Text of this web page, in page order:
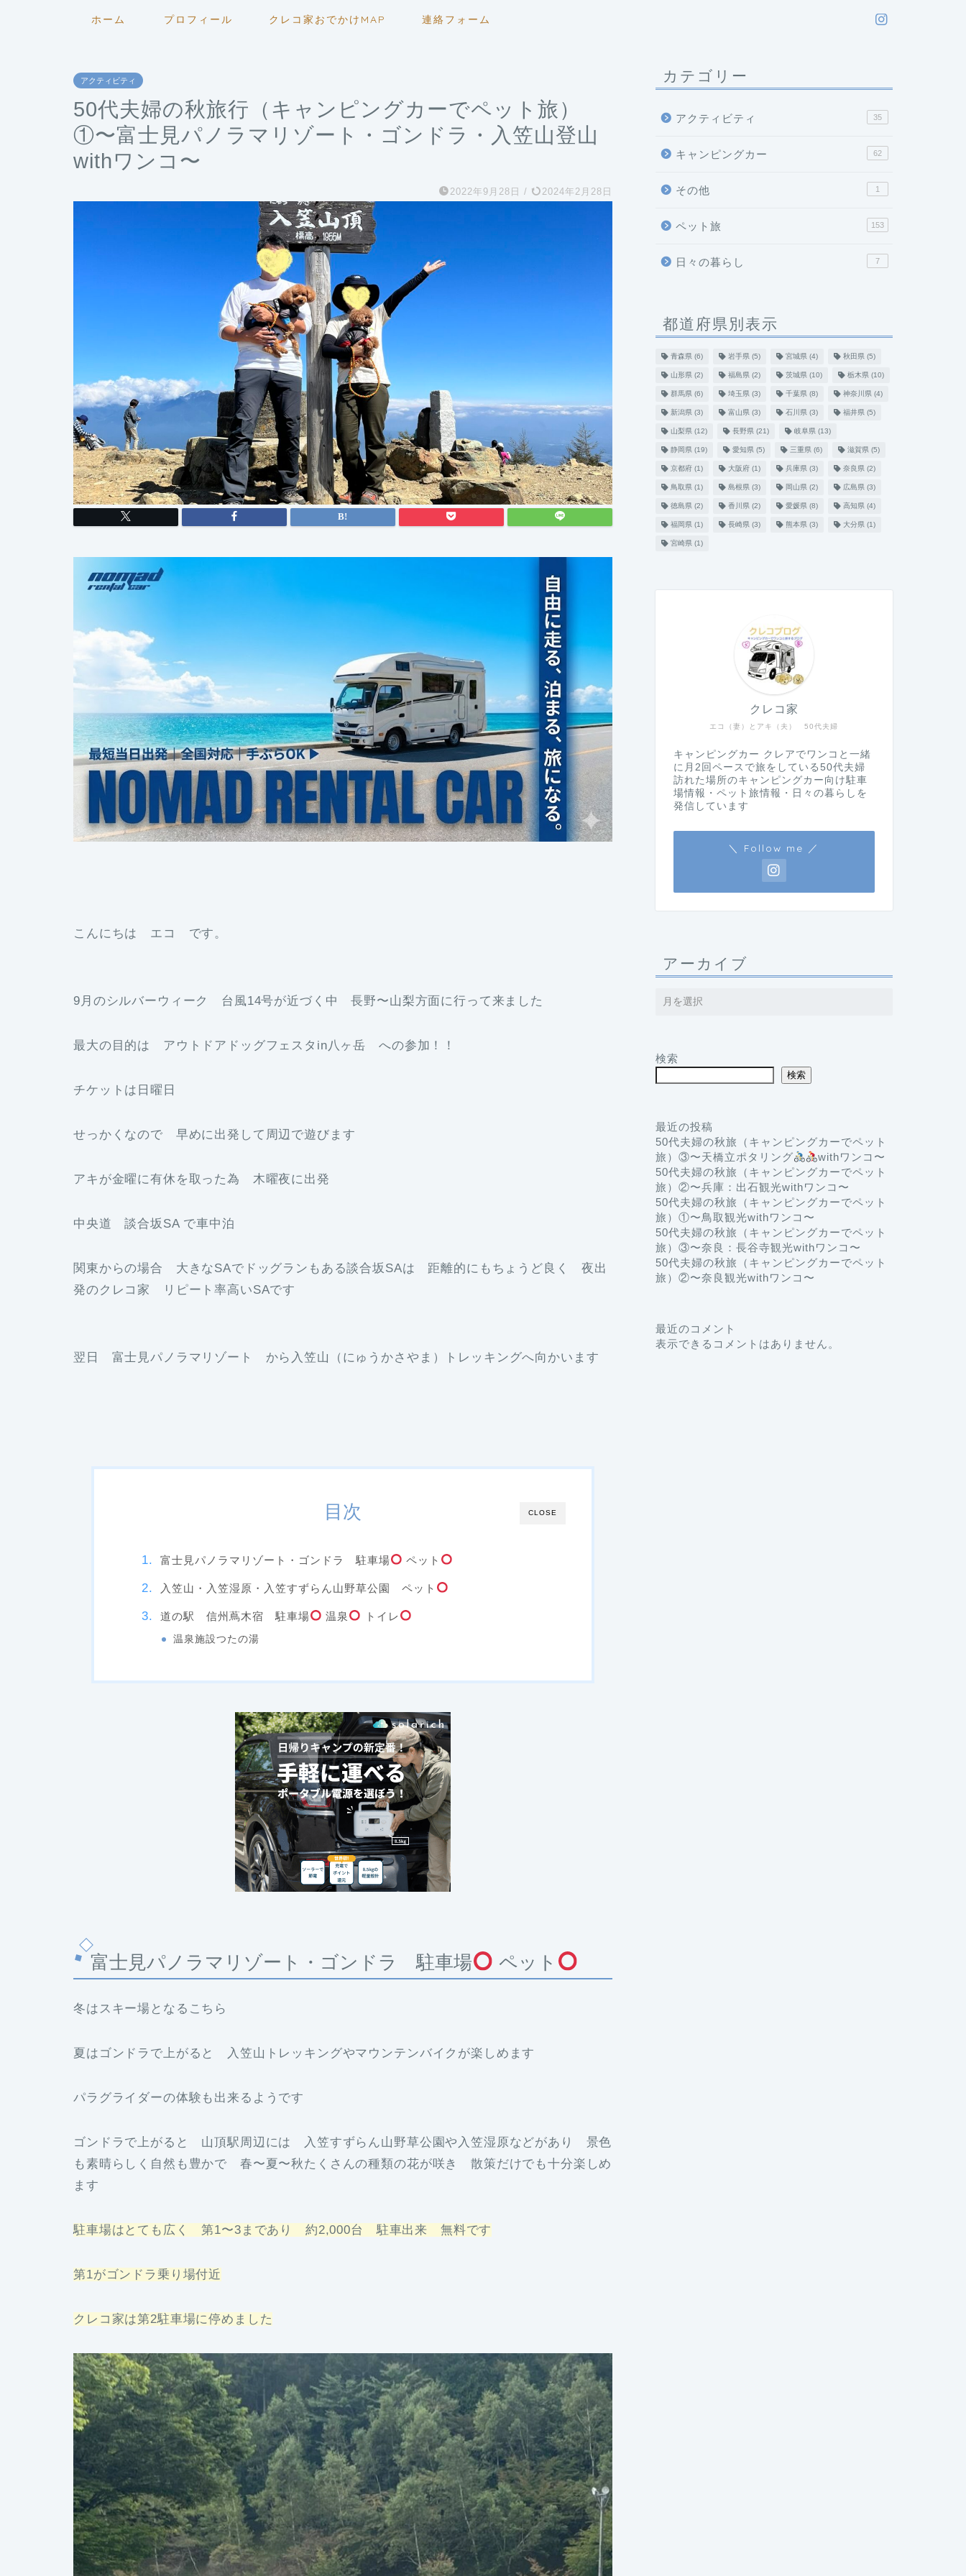
ホーム プロフィール クレコ家おでかけMAP 連絡フォーム
アクティビティ
50代夫婦の秋旅行（キャンピングカーでペット旅）
①〜富士見パノラマリゾート・ゴンドラ・入笠山登山
withワンコ〜
2022年9月28日 / 2024年2月28日
こんにちは エコ です。
9月のシルバーウィーク 台風14号が近づく中 長野〜山梨方面に行って来ました
最大の目的は アウトドアドッグフェスタin八ヶ岳 への参加！！
チケットは日曜日
せっかくなので 早めに出発して周辺で遊びます
アキが金曜に有休を取った為 木曜夜に出発
中央道 談合坂SA で車中泊
関東からの場合 大きなSAでドッグランもある談合坂SAは 距離的にもちょうど良く 夜出
発のクレコ家 リピート率高いSAです
翌日 富士見パノラマリゾート から入笠山（にゅうかさやま）トレッキングへ向かいます
CLOSE
目次
富士見パノラマリゾート・ゴンドラ 駐車場 ペット
入笠山・入笠湿原・入笠すずらん山野草公園 ペット
道の駅 信州蔦木宿 駐車場 温泉 トイレ
温泉施設つたの湯
富士見パノラマリゾート・ゴンドラ 駐車場 ペット
冬はスキー場となるこちら
夏はゴンドラで上がると 入笠山トレッキングやマウンテンバイクが楽しめます
パラグライダーの体験も出来るようです
ゴンドラで上がると 山頂駅周辺には 入笠すずらん山野草公園や入笠湿原などがあり 景色
も素晴らしく自然も豊かで 春〜夏〜秋たくさんの種類の花が咲き 散策だけでも十分楽しめ
ます
駐車場はとても広く 第1〜3まであり 約2,000台 駐車出来 無料です
第1がゴンドラ乗り場付近
クレコ家は第2駐車場に停めました
カテゴリー
アクティビティ 35
キャンピングカー 62
その他 1
ペット旅 153
日々の暮らし 7
都道府県別表示
青森県(6) 岩手県(5) 宮城県(4) 秋田県(5)
山形県(2) 福島県(2) 茨城県(10) 栃木県(10)
群馬県(6) 埼玉県(3) 千葉県(8) 神奈川県(4)
新潟県(3) 富山県(3) 石川県(3) 福井県(5)
山梨県(12) 長野県(21) 岐阜県(13)
静岡県(19) 愛知県(5) 三重県(6) 滋賀県(5)
京都府(1) 大阪府(1) 兵庫県(3) 奈良県(2)
鳥取県(1) 島根県(3) 岡山県(2) 広島県(3)
徳島県(2) 香川県(2) 愛媛県(8) 高知県(4)
福岡県(1) 長崎県(3) 熊本県(3) 大分県(1)
宮崎県(1)
エコ（妻）とアキ（夫） 50代夫婦
クレコ家
キャンピングカー クレアでワンコと一緒
に月2回ペースで旅をしている50代夫婦
訪れた場所のキャンピングカー向け駐車
場情報・ペット旅情報・日々の暮らしを
発信しています
＼ Follow me ／
アーカイブ
検索
検索
最近の投稿
50代夫婦の秋旅（キャンピングカーでペット
旅）③〜天橋立ポタリング
withワンコ〜
50代夫婦の秋旅（キャンピングカーでペット
旅）②〜兵庫：出石観光withワンコ〜
50代夫婦の秋旅（キャンピングカーでペット
旅）①〜鳥取観光withワンコ〜
50代夫婦の秋旅（キャンピングカーでペット
旅）③〜奈良：長谷寺観光withワンコ〜
50代夫婦の秋旅（キャンピングカーでペット
旅）②〜奈良観光withワンコ〜
最近のコメント
表示できるコメントはありません。